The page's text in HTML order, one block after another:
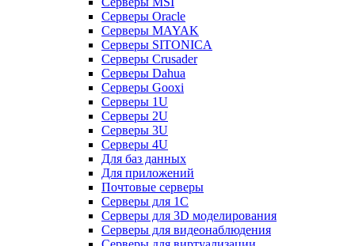
Серверы Oracle
Серверы MAYAK
Серверы SITONICA
Серверы Crusader
Серверы Dahua
Серверы Gooxi
Серверы 1U
Серверы 2U
Серверы 3U
Серверы 4U
Для баз данных
Для приложений
Почтовые серверы
Серверы для 1С
Серверы для 3D моделирования
Серверы для видеонаблюдения